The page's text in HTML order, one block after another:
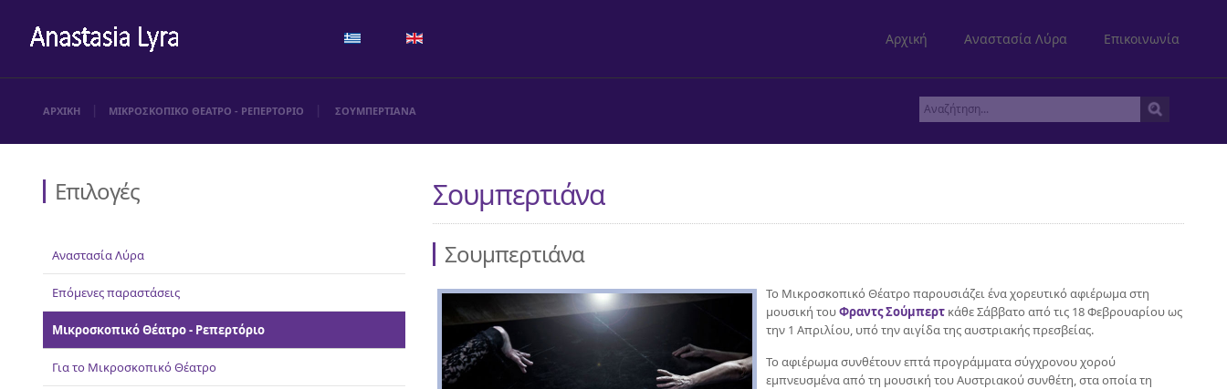
Αρχική Αναστασία Λύρα Επικοινωνία
ΑΡΧΙΚΗ ΜΙΚΡΟΣΚΟΠΙΚΟ ΘΕΑΤΡΟ - ΡΕΠΕΡΤΟΡΙΟ ΣΟΥΜΠΕΡΤΙΑΝΑ
Επιλογές
Αναστασία Λύρα
Επόμενες παραστάσεις
Μικροσκοπικό Θέατρο - Ρεπερτόριο
Για το Μικροσκοπικό Θέατρο
Σουμπερτιάνα
Σουμπερτιάνα
Το Μικροσκοπικό Θέατρο παρουσιάζει ένα χορευτικό αφιέρωμα στη
μουσική τουΦραντς Σούμπερτκάθε Σάββατο από τις 18 Φεβρουαρίου ως
την 1 Απριλίου, υπό την αιγίδα της αυστριακής πρεσβείας.
Το αφιέρωμα συνθέτουν επτά προγράμματα σύγχρονου χορού
εμπνευσμένα από τη μουσική του Αυστριακού συνθέτη, στα οποία τη